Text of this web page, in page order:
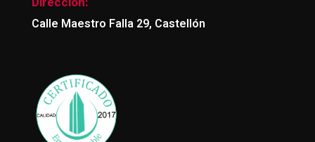
Calle Maestro Falla 29, Castellón